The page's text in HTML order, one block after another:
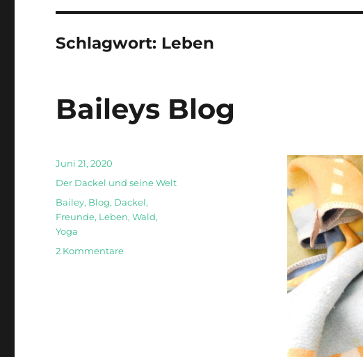
Schlagwort: Leben
Baileys Blog
Veröffentlicht
Juni 21, 2020
Kategorien
Der Dackel und seine Welt
Schlagwörter
Bailey, Blog, Dackel,
Freunde, Leben,Wald,
Yoga
2 Kommentarezu